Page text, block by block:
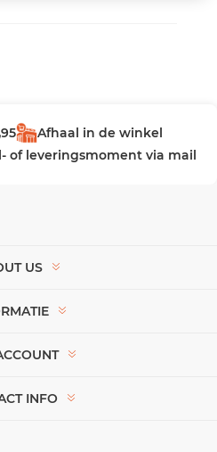
Afhaal in de winkel
of leveringsmoment via mail
US
INFO